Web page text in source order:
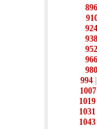
896
924
938
952
966
980
994
1007
1019
1031
1043